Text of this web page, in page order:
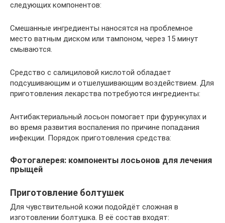
следующих компонентов:
Смешанные ингредиенты наносятся на проблемное
место ватным диском или тампоном, через 15 минут
смываются.
Средство с салициловой кислотой обладает
подсушивающим и отшелушивающим воздействием. Для
приготовления лекарства потребуются ингредиенты:
Антибактериальный лосьон помогает при фурункулах и
во время развития воспаления по причине попадания
инфекции. Порядок приготовления средства:
Фотогалерея: компоненты лосьонов для лечения
прыщей
Приготовление болтушек
Для чувствительной кожи подойдёт сложная в
изготовлении болтушка. В её состав входят: